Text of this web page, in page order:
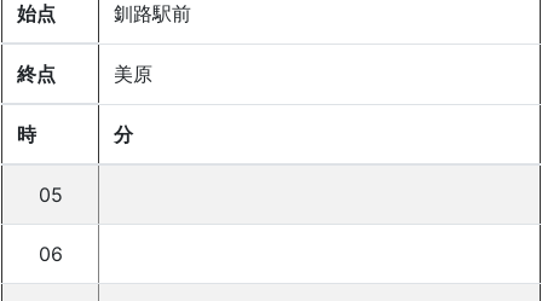
始点 釧路駅前
終点 美原
時 分
05
06